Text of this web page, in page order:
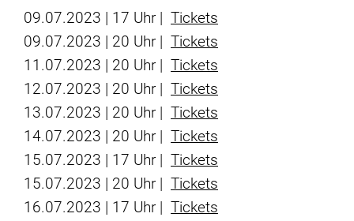
09.07.2023 | 17 Uhr | Tickets
09.07.2023 | 20 Uhr | Tickets
11.07.2023 | 20 Uhr | Tickets
12.07.2023 | 20 Uhr | Tickets
13.07.2023 | 20 Uhr | Tickets
14.07.2023 | 20 Uhr | Tickets
15.07.2023 | 17 Uhr | Tickets
15.07.2023 | 20 Uhr | Tickets
16.07.2023 | 17 Uhr | Tickets